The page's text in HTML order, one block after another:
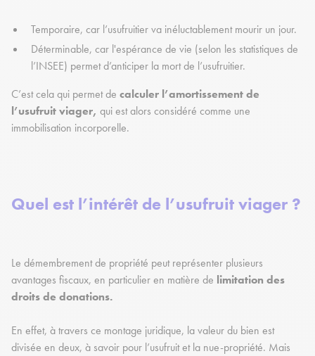
Temporaire, car l’usufruitier va inéluctablement mourir un jour.
Déterminable, car l'espérance de vie (selon les statistiques de
l’INSEE) permet d’anticiper la mort de l’usufruitier.
C’est cela qui permet de calculer l’amortissement de
l’usufruit viager, qui est alors considéré comme une
immobilisation incorporelle.
Quel est l’intérêt de l’usufruit viager ?
Le démembrement de propriété peut représenter plusieurs
avantages fiscaux, en particulier en matière de limitation des
droits de donations.
En effet, à travers ce montage juridique, la valeur du bien est
divisée en deux, à savoir pour l’usufruit et la nue-propriété. Mais